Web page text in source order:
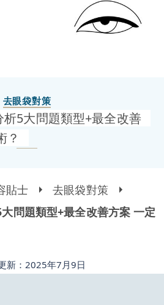
去眼袋對策
5大問題類型+最全改善
？
貼士
去眼袋對策
問題類型+最全改善方案 一定
新：2025年7月9日